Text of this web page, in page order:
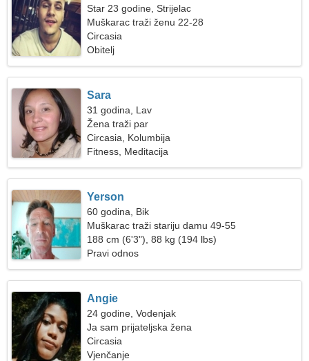
Star 23 godine, Strijelac
Muškarac traži ženu 22-28
Circasia
Obitelj
Sara
31 godina, Lav
Žena traži par
Circasia, Kolumbija
Fitness, Meditacija
Yerson
60 godina, Bik
Muškarac traži stariju damu 49-55
188 cm (6'3"), 88 kg (194 lbs)
Pravi odnos
Angie
24 godine, Vodenjak
Ja sam prijateljska žena
Circasia
Vjenčanje